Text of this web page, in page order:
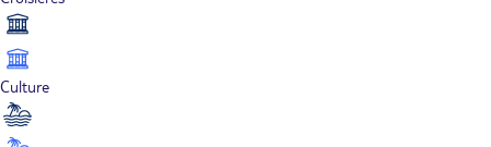
Culture